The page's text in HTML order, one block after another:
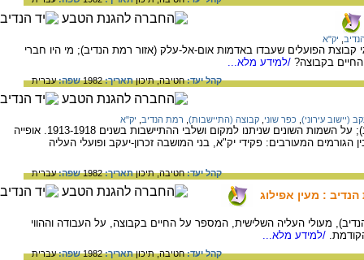
יק"א
נציגי יק"א לנציגי קבוצת הפועלים שעבדו באדמות אום-אל-עלק (אזור רמת הנדיב); מי היו חברי
בקבוצה? /למידע מלא...
קהל יעד:חטיבה,תיכוןתאריך:1982 שפה:עברית
(יישוב עירוני) כפר שוני קבוצה (התיישבות) רמת הנדיב יק"א
ההתיישבות החקלאית בשוני (אזור רמת הנדיב); על השמות השונים שניתנו למקום ושלבי ההתיישבות בשנים 1913-1918. אופייה
המעורבים: פקידי יק"א, בני המושבה זכרון-יעקב ופועלי העליה
קהל יעד:חטיבה,תיכוןתאריך:1982 שפה:עברית
: מעין אפילוג
מעולי העליה השלישית, המספר על החיים בקבוצה, על העבודה וההווי
/למידע מלא...
קהל יעד:חטיבה,תיכוןתאריך:1982 שפה:עברית